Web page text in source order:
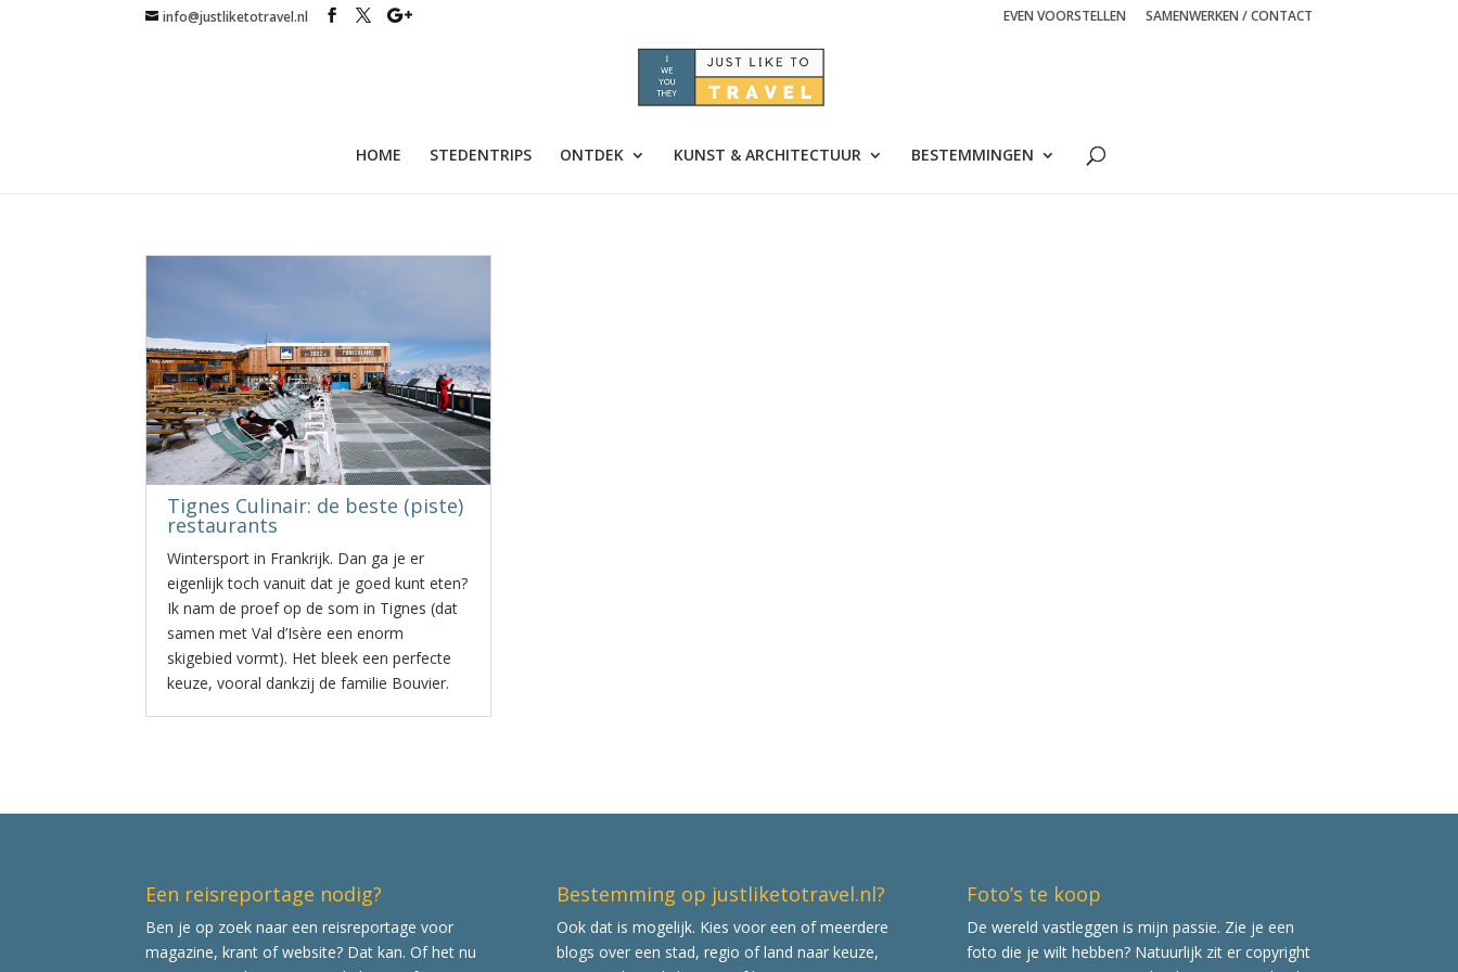
info@justliketotravel.nl EVEN VOORSTELLEN SAMENWERKEN / CONTACT
HOME STEDENTRIPS ONTDEK KUNST & ARCHITECTUUR BESTEMMINGEN
Tignes Culinair: de beste (piste)
restaurants
Wintersport in Frankrijk. Dan ga je er
eigenlijk toch vanuit dat je goed kunt eten?
Ik nam de proef op de som in Tignes (dat
samen met Val d’Isère een enorm
skigebied vormt). Het bleek een perfecte
keuze, vooral dankzij de familie Bouvier.
Een reisreportage nodig?
Ben je op zoek naar een reisreportage voor
magazine, krant of website? Dat kan. Of het nu
Bestemming op justliketotravel.nl?
Ook dat is mogelijk. Kies voor een of meerdere
blogs over een stad, regio of land naar keuze,
Foto’s te koop
De wereld vastleggen is mijn passie. Zie je een
foto die je wilt hebben? Natuurlijk zit er copyright